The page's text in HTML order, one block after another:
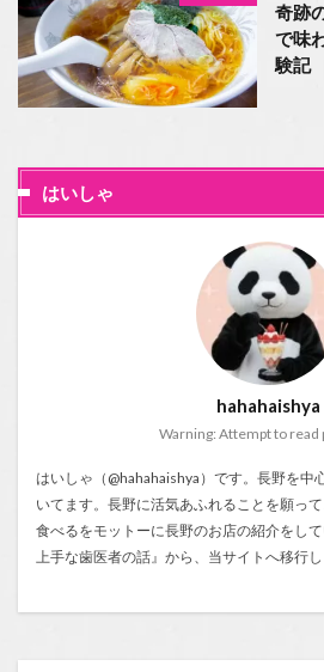
奇跡
で味
験記
はいしゃ
hahahaishya
Warning: Attempt to read
はいしゃ（@hahahaishya）です。長野を中
いてます。長野に活気あふれることを願っ
食べるをモットーに長野のお店の紹介をし
上手な歯医者の話 』から、当サイトへ移行し